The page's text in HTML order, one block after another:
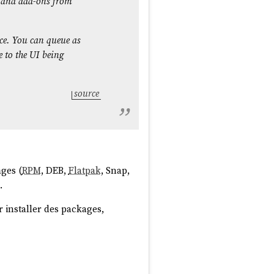
You can queue as
to the UI being
source
(RPM, DEB, Flatpak, Snap,
.
des packages,